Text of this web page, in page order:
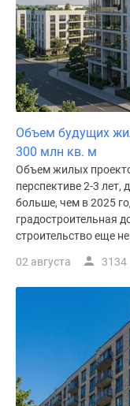
водоема
Коттеджные
поселки
ипотеку
Бизнес-
Коттеджи
Скидки
акции
Макс
Объем будущих
300 млн кв. м
Объем жилых
перспективе 2-3 лет,
больше, чем в 2025
градостроительная
строительство еще
02 августа 3134